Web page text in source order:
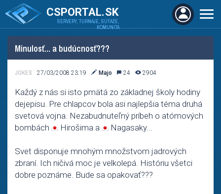
CSPORTAL.SK
SERVERY, TURNAJE, SÚŤAŽE,
KOMUNITA
Minulosť... a budúcnosť???
JOKES 27/03/2008 23:19 Majo 24 2904
Každý z nás si isto pmätá zo základnej školy hodiny
dejepisu. Pre chlapcov bola asi najlepšia téma druhá
svetová vojna. Nezabudnuteľný príbeh o atómových
bombách
Hirošima a Nagasaky...
Svet disponuje mnohým množstvom jadrových
zbraní. Ich ničivá moc je velkolepá. Históriu všetci
dobre poznáme. Bude sa opakovať???